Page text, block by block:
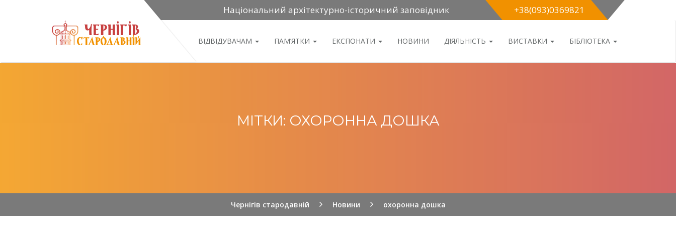
Національний архітектурно-історичний заповідник +38(093)0369821
ВІДВІДУВАЧАМ ПАМ’ЯТКИ ЕКСПОНАТИ НОВИНИ ДІЯЛЬНІСТЬ ВИСТАВКИ БІБЛІОТЕКА
МІТКИ: ОХОРОННА ДОШКА
Чернігів стародавній Новини охоронна дошка